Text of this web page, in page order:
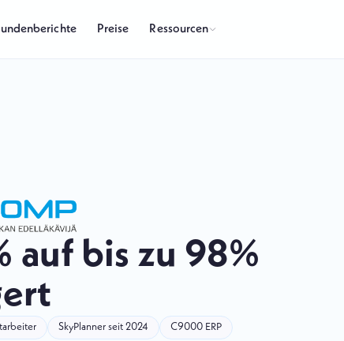
Preise Ressourcen
auf bis zu 98%
SkyPlanner seit 2024 C9000 ERP